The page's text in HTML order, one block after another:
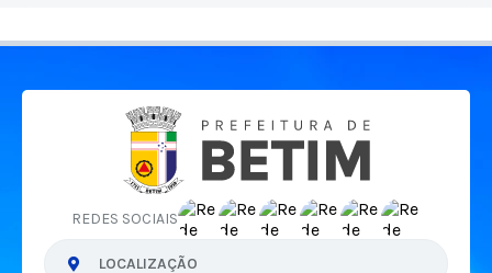
REDES SOCIAIS
LOCALIZAÇÃO